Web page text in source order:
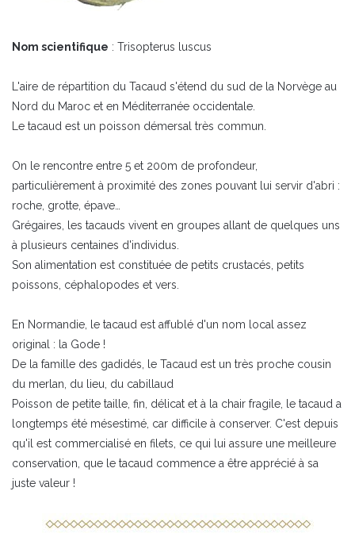
Nom scientifique : Trisopterus luscus
L'aire de répartition du Tacaud s'étend du sud de la Norvège au
Nord du Maroc et en Méditerranée occidentale.
Le tacaud est un poisson démersal très commun.
On le rencontre entre 5 et 200m de profondeur,
particulièrement à proximité des zones pouvant lui servir d'abri :
roche, grotte, épave…
Grégaires, les tacauds vivent en groupes allant de quelques uns
à plusieurs centaines d'individus.
Son alimentation est constituée de petits crustacés, petits
poissons, céphalopodes et vers.
En Normandie, le tacaud est affublé d'un nom local assez
original : la Gode !
De la famille des gadidés, le Tacaud est un très proche cousin
du merlan, du lieu, du cabillaud
Poisson de petite taille, fin, délicat et à la chair fragile, le tacaud a
longtemps été mésestimé, car difficile à conserver. C'est depuis
qu'il est commercialisé en filets, ce qui lui assure une meilleure
conservation, que le tacaud commence a être apprécié à sa
juste valeur !